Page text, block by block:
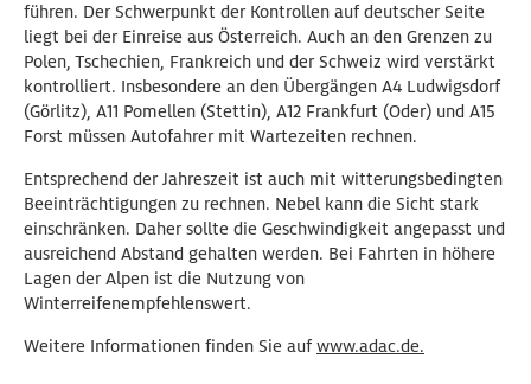
führen. Der Schwerpunkt der Kontrollen auf deutscher Seite
liegt bei der Einreise aus Österreich. Auch an den Grenzen zu
Polen, Tschechien, Frankreich und der Schweiz wird verstärkt
kontrolliert. Insbesondere an den Übergängen A4 Ludwigsdorf
(Görlitz), A11 Pomellen (Stettin), A12 Frankfurt (Oder) und A15
Forst müssen Autofahrer mit Wartezeiten rechnen.
Entsprechend der Jahreszeit ist auch mit witterungsbedingten
Beeinträchtigungen zu rechnen. Nebel kann die Sicht stark
einschränken. Daher sollte die Geschwindigkeit angepasst und
ausreichend Abstand gehalten werden. Bei Fahrten in höhere
Lagen der Alpen ist die Nutzung von
Winterreifenempfehlenswert.
Weitere Informationen finden Sie aufwww.adac.de.